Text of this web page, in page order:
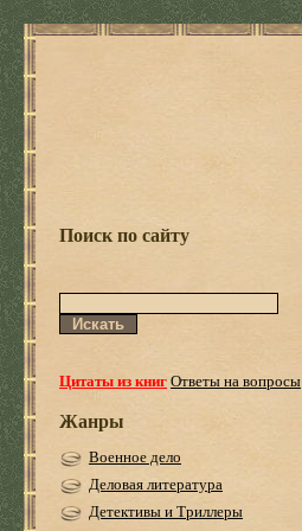
Поиск по сайту
Цитаты из книгОтветы на вопросы
Жанры
Военное дело
Деловая литература
Детективы и Триллеры